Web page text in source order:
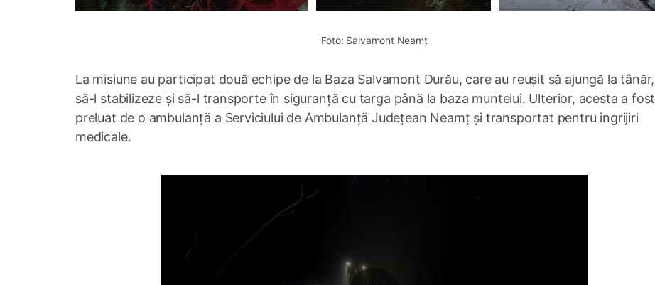
Foto: Salvamont Neamț
La misiune au participat două echipe de la Baza Salvamont Durău, care au reușit să ajungă la tânăr,
să-l stabilizeze și să-l transporte în siguranță cu targa până la baza muntelui. Ulterior, acesta a fost
preluat de o ambulanță a Serviciului de Ambulanță Județean Neamț și transportat pentru îngrijiri
medicale.